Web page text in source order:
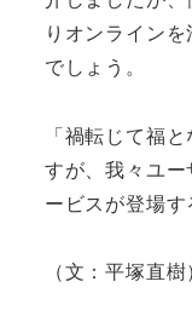
りオンライン
でしょう。
「禍転じて福
すが、我々ユ
ービスが登場す
（文：平塚直樹）